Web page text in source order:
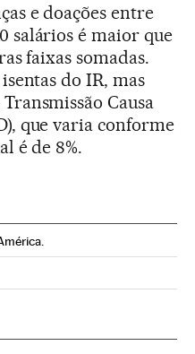
e doações entre
salários é maior que
faixas somadas.
do IR, mas
Causa
que varia conforme
é de 8%.
Instagram
en Facebook